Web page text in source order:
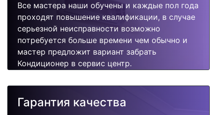
Все мастера наши обучены и каждые пол года
проходят повышение квалификации, в случае
серьезной неисправности возможно
потребуется больше времени чем обычно и
мастер предложит вариант забрать
Кондиционер в сервис центр.
Гарантия качества